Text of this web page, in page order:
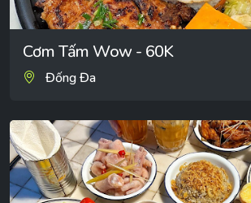
Cơm Tấm Wow - 60K
Đống Đa